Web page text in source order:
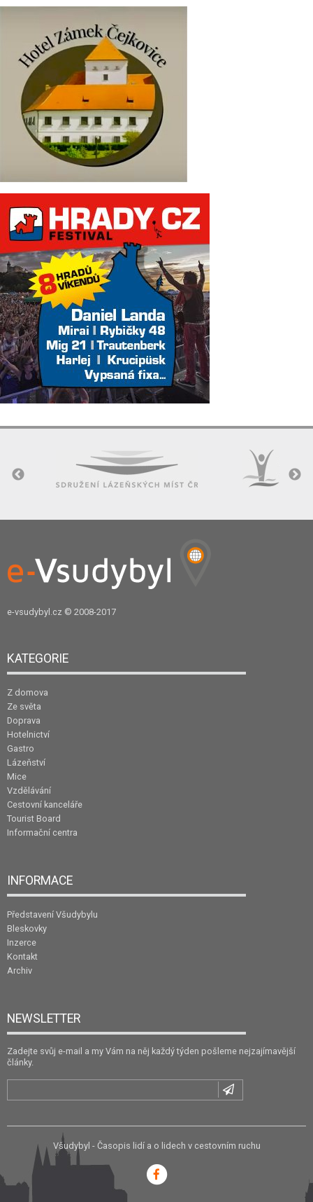
e-vsudybyl.cz © 2008-2017
KATEGORIE
Z domova
Ze světa
Doprava
Hotelnictví
Gastro
Lázeňství
Mice
Vzdělávání
Cestovní kanceláře
Tourist Board
Informační centra
INFORMACE
Představení Všudybylu
Bleskovky
Inzerce
Kontakt
Archiv
NEWSLETTER
Zadejte svůj e-mail a my Vám na něj každý týden pošleme nejzajímavější
články.
Všudybyl - Časopis lidí a o lidech v cestovním ruchu